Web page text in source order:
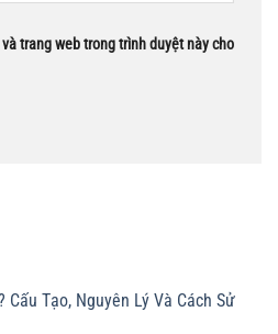
trang web trong trình duyệt này cho
Cấu Tạo, Nguyên Lý Và Cách Sử